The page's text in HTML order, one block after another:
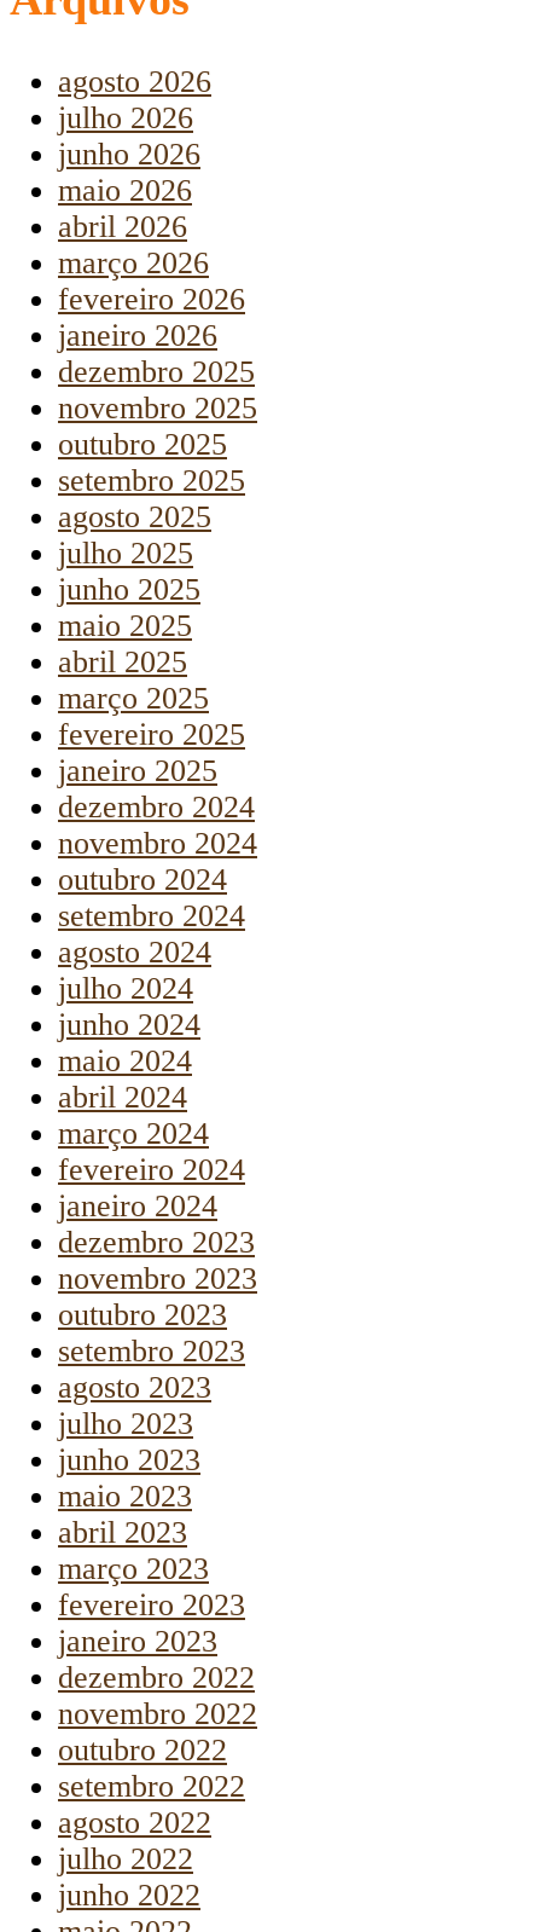
agosto 2026
julho 2026
junho 2026
maio 2026
abril 2026
março 2026
fevereiro 2026
janeiro 2026
dezembro 2025
novembro 2025
outubro 2025
setembro 2025
agosto 2025
julho 2025
junho 2025
maio 2025
abril 2025
março 2025
fevereiro 2025
janeiro 2025
dezembro 2024
novembro 2024
outubro 2024
setembro 2024
agosto 2024
julho 2024
junho 2024
maio 2024
abril 2024
março 2024
fevereiro 2024
janeiro 2024
dezembro 2023
novembro 2023
outubro 2023
setembro 2023
agosto 2023
julho 2023
junho 2023
maio 2023
abril 2023
março 2023
fevereiro 2023
janeiro 2023
dezembro 2022
novembro 2022
outubro 2022
setembro 2022
agosto 2022
julho 2022
junho 2022